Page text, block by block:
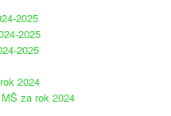
2025
2025
2025
2024
za rok 2024